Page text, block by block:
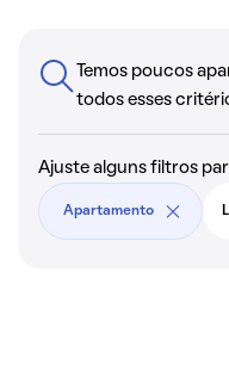
Temos poucos
todos esses
Ajuste alguns filtros
Apartamento